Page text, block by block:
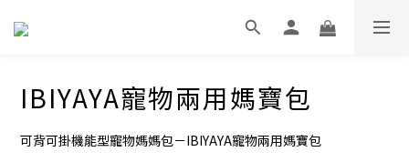
IBIYAYA寵物兩用媽寶包
可背可掛機能型寵物媽媽包－IBIYAYA寵物兩用媽寶包